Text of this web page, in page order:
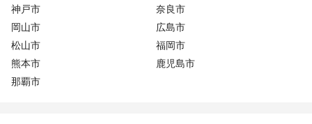
神戸市
奈良市
岡山市
広島市
松山市
福岡市
熊本市
鹿児島市
那覇市